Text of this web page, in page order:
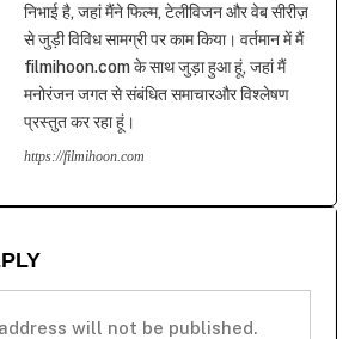
निभाई है, जहां मैंने फिल्म, टेलीविजन और वेब सीरीज़
से जुड़ी विविध सामग्री पर काम किया। वर्तमान में मैं
filmihoon.com के साथ जुड़ा हुआ हूं, जहां मैं
मनोरंजन जगत से संबंधित समाचारऔर विश्लेषण
प्रस्तुत कर रहा हूं।
https://filmihoon.com
will not be published.